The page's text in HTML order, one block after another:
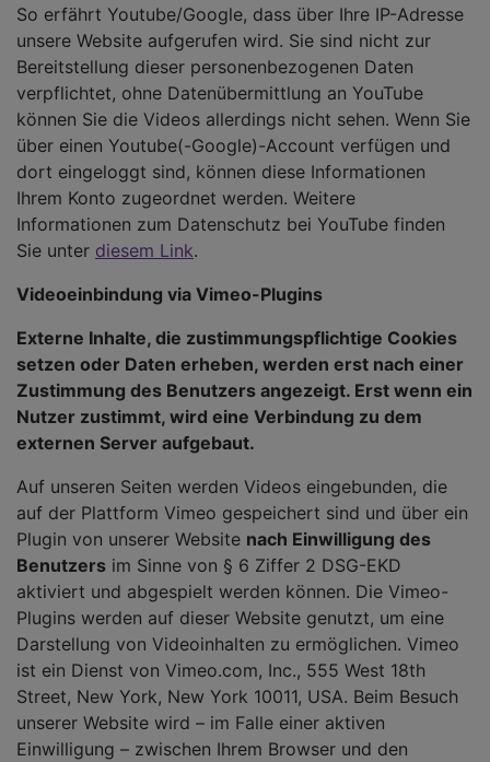
So erfährt Youtube/Google, dass über Ihre IP-Adresse
unsere Website aufgerufen wird. Sie sind nicht zur
Bereitstellung dieser personenbezogenen Daten
verpflichtet, ohne Datenübermittlung an YouTube
können Sie die Videos allerdings nicht sehen. Wenn Sie
über einen Youtube(-Google)-Account verfügen und
dort eingeloggt sind, können diese Informationen
Ihrem Konto zugeordnet werden. Weitere
Informationen zum Datenschutz bei YouTube finden
Sie unter diesem Link.
Videoeinbindung via Vimeo-Plugins
Externe Inhalte, die zustimmungspflichtige Cookies
setzen oder Daten erheben, werden erst nach einer
Zustimmung des Benutzers angezeigt. Erst wenn ein
Nutzer zustimmt, wird eine Verbindung zu dem
externen Server aufgebaut.
Auf unseren Seiten werden Videos eingebunden, die
auf der Plattform Vimeo gespeichert sind und über ein
Plugin von unserer Website nach Einwilligung des
Benutzers im Sinne von § 6 Ziffer 2 DSG-EKD
aktiviert und abgespielt werden können. Die Vimeo-
Plugins werden auf dieser Website genutzt, um eine
Darstellung von Videoinhalten zu ermöglichen. Vimeo
ist ein Dienst von Vimeo.com, Inc., 555 West 18th
Street, New York, New York 10011, USA. Beim Besuch
unserer Website wird – im Falle einer aktiven
Einwilligung – zwischen Ihrem Browser und den